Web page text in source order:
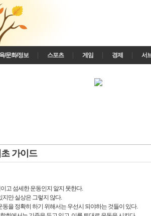
/문화/정보 스포츠 게임 경제 서
가이드
고 섬세한 운동인지 알지 못한다.
지만 실상은 그렇지 않다.
을 정확히 하기 위해서는 우선시 되야하는 것들이 있다.